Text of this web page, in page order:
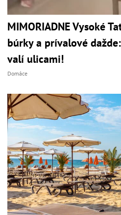
MIMORIADNE Vysoké
búrky a prívalové
valí ulicami!
Domáce